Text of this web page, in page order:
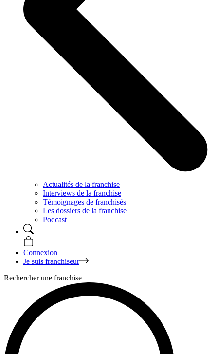
Actualités de la franchise
Interviews de la franchise
Témoignages de franchisés
Les dossiers de la franchise
Podcast
Connexion
Je suis franchiseur
Rechercher une franchise